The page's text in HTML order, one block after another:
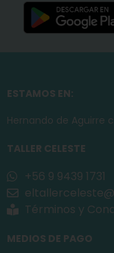
ESTAMOS EN:
Hernando de Aguirre
TALLER CELESTE
+56 9 9439 1731
Términos y
MEDIOS DE PAGO